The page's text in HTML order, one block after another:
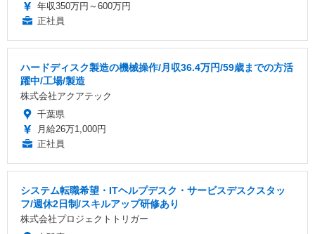
年収350万円～600万円
正社員
ハードディスク製造の機械操作/月収36.4万円/59歳までの方活
躍中/工場/製造
株式会社アクアテック
千葉県
月給26万1,000円
正社員
システム転職希望・ITヘルプデスク・サービスデスクスタッ
フ/週休2日制/スキルアップ研修あり
株式会社プロジェクトトリガー